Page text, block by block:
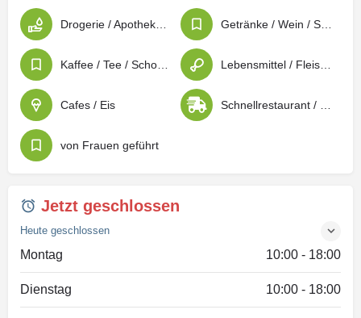
Cafes / Eis
von Frauen geführt
Jetzt geschlossen
Heute geschlossen
Montag 10:00 - 18:00
Dienstag 10:00 - 18:00